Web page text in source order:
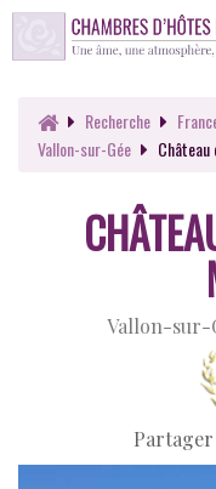
Recherche
Vallon-sur-Gée
Château
Vallon-sur-
Partager